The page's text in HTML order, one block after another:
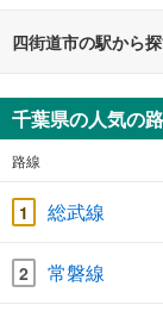
四街道市の駅から
千葉県の人気の
路線
1 総武線
2 常磐線